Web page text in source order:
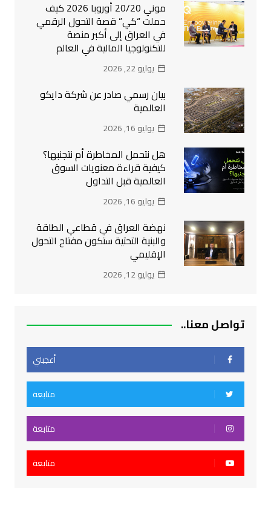
موني 20/20 أوروبا 2026 كيف
حملت “كي” قصة التحول الرقمي
في العراق إلى أكبر منصة
للتكنولوجيا المالية في العالم
يوليو 22, 2026
بيان رسمي صادر عن شركة دايكو
العالمية
يوليو 16, 2026
هل نتحمل المخاطرة أم نتجنبها؟
كيفية قراءة معنويات السوق
العالمية قبل التداول
يوليو 16, 2026
نهضة العراق في قطاعي الطاقة
والبنية التحتية ستكون مفتاح التحول
الإقليمي
يوليو 12, 2026
تواصل معنا..
أعجبني
متابعة
متابعة
متابعة